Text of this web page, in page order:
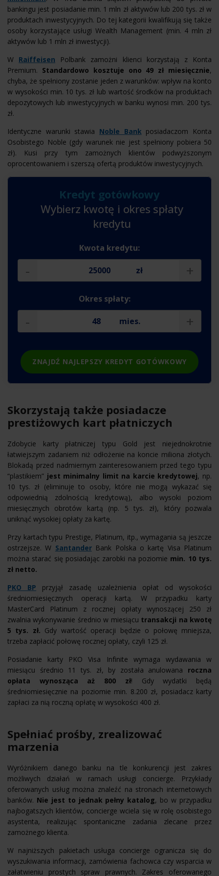
bankingu jest posiadanie min. 1 mln zł aktywów lub 200 tys. zł w
produktach inwestycyjnych. Do tej kategorii kwalifikują się także
osoby korzystające usługi Wealth Management (min. 4 mln zł
aktywów lub 1 mln zł inwestycji).
W Raiffeisen Polbank zamożni klienci korzystają z Konta
Premium. Standardowo kosztuje ono 49 zł miesięcznie,
chyba, że spełniony zostanie jeden z warunków: wpływ na konto
w wysokości min. 10 tys. zł lub wartość środków na produktach
depozytowych lub inwestycyjnych w banku wynosi min. 200 tys.
zł.
Identyczne warunki stawia Noble Bank posiadaczom Konta
Osobistego Noble (gdy warunek nie jest spełniony pobiera 50
zł). Kusi przy tym zamożnych klientów podwyższonym
oprocentowaniem i szerszą ofertą produktów inwestycyjnych.
Kredyt gotówkowy
Wybierz kwotę i okres spłaty
kredytu
Kwota kredytu:
- zł +
Okres spłaty:
- mies. +
ZNAJDŹ NAJLEPSZY KREDYT GOTÓWKOWY
Skorzystają także posiadacze
prestiżowych kart płatniczych
Zdobycie karty płatniczej typu Gold jest niejednokrotnie
łatwiejszym zadaniem niż odłożenie na koncie miliona złotych.
Blokadą przed nadmiernym zainteresowaniem przed tego typu
“plastikiem” jest minimalny limit na karcie kredytowej, np.
10 tys. zł (eliminuje to osoby, które nie mogą wykazać się
odpowiednią zdolnością kredytową), albo wysoki poziom
miesięcznych obrotów kartą (np. 5 tys. zł), który pozwala
uniknąć wysokiej opłaty za kartę.
Przy kartach typu Prestige, Platinum, itp., wymagania są jeszcze
ostrzejsze. W SantanderBank Polska o kartę Visa Platinum
można starać się posiadając zarobki na poziomie min. 10 tys.
zł netto.
PKO BP przyjął zasadę uzależnienia opłat od wysokości
średniomiesięcznych operacji kartą. W przypadku karty
MasterCard Platinum z rocznej opłaty wynoszącej 250 zł
zwalnia wykonywanie średnio w miesiącu transakcji na kwotę
5 tys. zł. Gdy wartość operacji będzie o połowę mniejsza,
trzeba zapłacić połowę rocznej opłaty, czyli 125 zł.
Posiadanie karty PKO Visa Infinite wymaga wydawania w
miesiącu średnio 11 tys. zł, by została anulowana roczna
opłata wynosząca aż 800 zł! Gdy wydatki będą
średniomiesięcznie na poziomie min. 8.200 zł, posiadacz karty
zapłaci za nią roczną opłatę w wysokości 400 zł.
Spełniać prośby, zrealizować
marzenia
Wyróżnikiem danego banku na tle konkurencji jest zakres
możliwych działań w ramach usługi concierge. Przykłady
oferowanych usług można znaleźć na stronach internetowych
banków. Nie jest to jednak pełny katalog, bo w przypadku
najbogatszych klientów, concierge wciela się w rolę osobistego
asystenta, realizując spontaniczne zadania zlecane przez
zamożnego klienta.
W najniższych pakietach usługa concierge ogranicza się do
wyszukiwania informacji, zamówienia fachowca czy wsparcia w
załatwieniu prostych spraw prawnych. Zakres oferowanego